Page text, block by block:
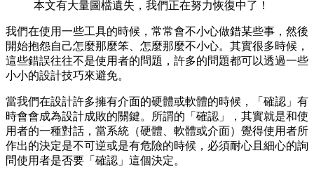
本文有大量圖檔遺失，我們正在努力恢復中了！
我們在使用一些工具的時候，常常會不小心做錯某些事，然後
開始抱怨自己怎麼那麼笨、怎麼那麼不小心。其實很多時候，
這些錯誤往往不是使用者的問題，許多的問題都可以透過一些
小小的設計技巧來避免。
當我們在設計許多擁有介面的硬體或軟體的時候，「確認」有
時會會成為設計成敗的關鍵。所謂的「確認」，其實就是和使
用者的一種對話，當系統（硬體、軟體或介面）覺得使用者所
作出的決定是不可逆或是有危險的時候，必須耐心且細心的詢
問使用者是否要「確認」這個決定。